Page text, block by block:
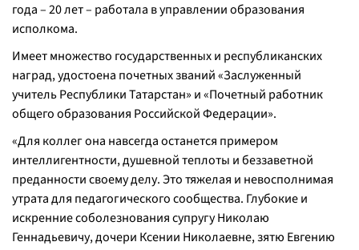
года – 20 лет – работала в управлении образования
исполкома.
Имеет множество государственных и республиканских
наград, удостоена почетных званий «Заслуженный
учитель Республики Татарстан» и «Почетный работник
общего образования Российской Федерации».
«Для коллег она навсегда останется примером
интеллигентности, душевной теплоты и беззаветной
преданности своему делу. Это тяжелая и невосполнимая
утрата для педагогического сообщества. Глубокие и
искренние соболезнования супругу Николаю
Геннадьевичу, дочери Ксении Николаевне, зятю Евгению